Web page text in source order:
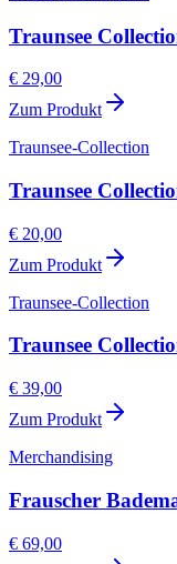
Traunsee
€ 29,00
Zum Produkt
Traunsee-Collection
Traunsee
€ 20,00
Zum Produkt
Traunsee-Collection
Traunsee
€ 39,00
Zum Produkt
Merchandising
Frauscher
€ 69,00